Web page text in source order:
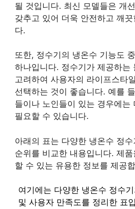
될 것입니다. 최신 모델들은 개
갖추고 있어 더욱 안전하고 깨
다.
또한, 정수기의 냉온수 기능도
하나입니다. 정수기가 제공하는
고려하여 사용자의 라이프스타
선택하는 것이 좋습니다. 예를
들이나 노인들이 있는 경우에는
필요할 수 있습니다.
아래의 표는 다양한 냉온수 정
순위를 비교한 내용입니다. 제
할 수 있는 유용한 정보를 제공
여기에는 다양한 냉온수 정수
및 사용자 만족도를 정리한 표